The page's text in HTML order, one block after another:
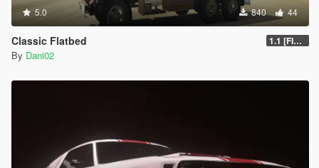
5.0 840 44
Classic Flatbed 1.1 [FINAL]
By Dani02